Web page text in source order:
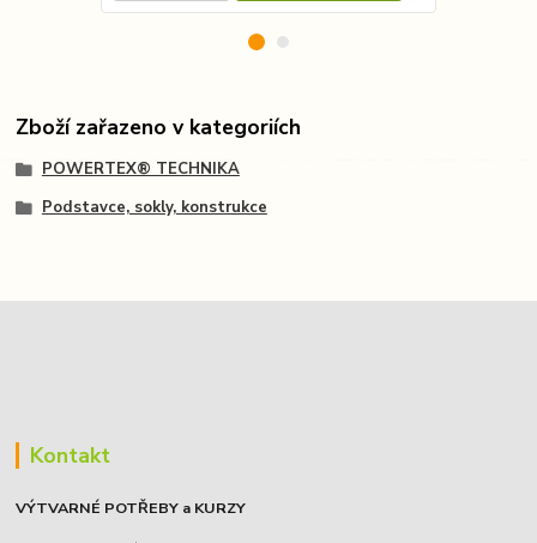
Zboží zařazeno v kategoriích
POWERTEX® TECHNIKA
Podstavce, sokly, konstrukce
Kontakt
VÝTVARNÉ POTŘEBY a KURZY